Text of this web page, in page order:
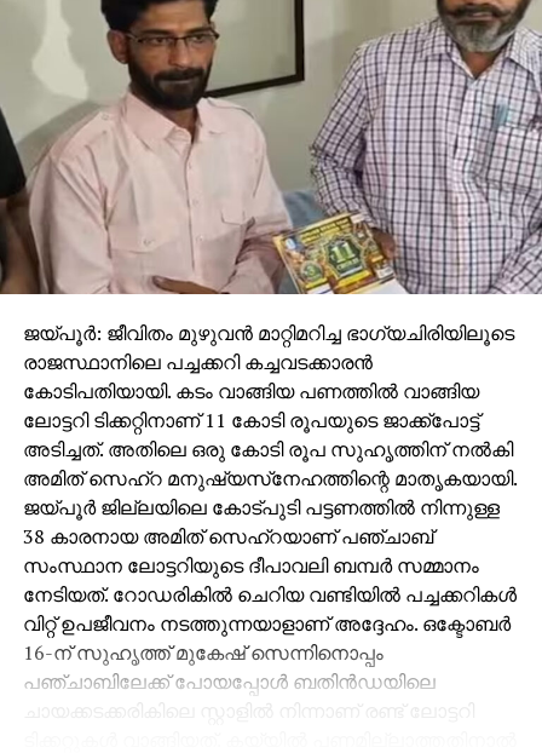
ജയ്പൂര്‍: ജീവിതം മുഴുവന്‍ മാറ്റിമറിച്ച ഭാഗ്യചിരിയിലൂടെ
രാജസ്ഥാനിലെ പച്ചക്കറി കച്ചവടക്കാരന്‍
കോടിപതിയായി. കടം വാങ്ങിയ പണത്തില്‍ വാങ്ങിയ
ലോട്ടറി ടിക്കറ്റിനാണ് 11 കോടി രൂപയുടെ ജാക്ക്‌പോട്ട്
അടിച്ചത്. അതിലെ ഒരു കോടി രൂപ സുഹൃത്തിന് നല്‍കി
അമിത് സെഹ്‌റ മനുഷ്യസ്‌നേഹത്തിന്റെ മാതൃകയായി.
ജയ്പൂര്‍ ജില്ലയിലെ കോട്പുടി പട്ടണത്തില്‍ നിന്നുള്ള
38 കാരനായ അമിത് സെഹ്‌റയാണ് പഞ്ചാബ്
സംസ്ഥാന ലോട്ടറിയുടെ ദീപാവലി ബമ്പര്‍ സമ്മാനം
നേടിയത്. റോഡരികില്‍ ചെറിയ വണ്ടിയില്‍ പച്ചക്കറികള്‍
വിറ്റ് ഉപജീവനം നടത്തുന്നയാളാണ് അദ്ദേഹം. ഒക്ടോബര്‍
16-ന് സുഹൃത്ത് മുകേഷ് സെന്നിനൊപ്പം
പഞ്ചാബിലേക്ക് പോയപ്പോള്‍ ബതിന്‍ഡയിലെ